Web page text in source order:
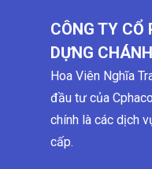
CÔNG TY CỔ
DỰNG
Hoa Viên Nghĩa
đầu tư của
chính là các dịch
cấp.